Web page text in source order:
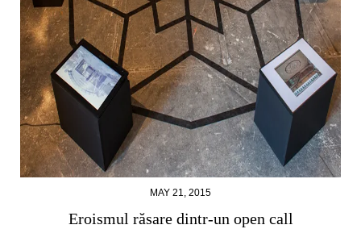
MAY 21, 2015
Eroismul răsare dintr-un open call